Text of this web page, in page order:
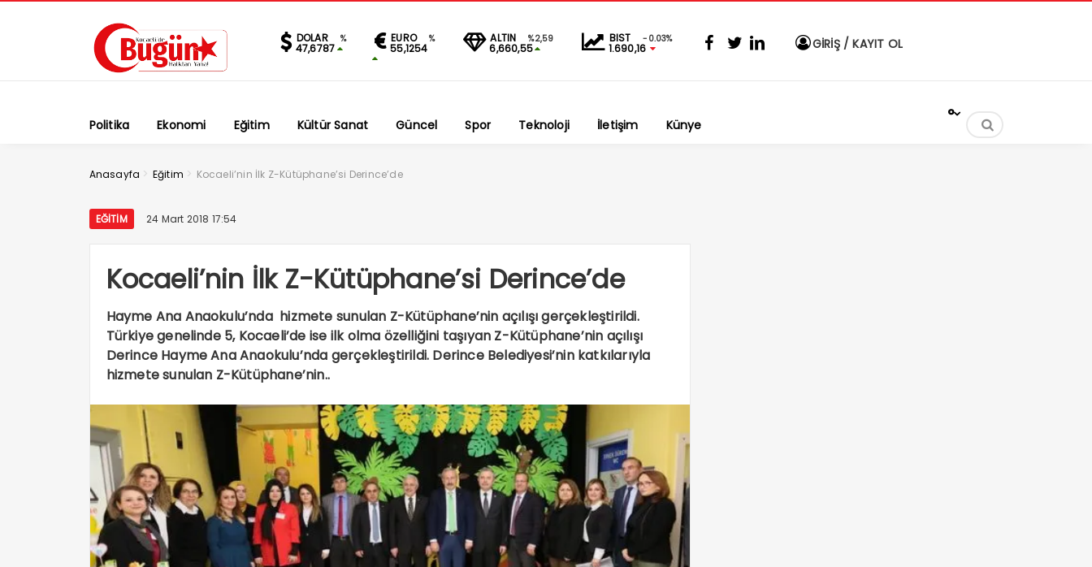
DOLAR %
47,6787
EURO %
55,1254
ALTIN %2,59
6,660,55
BIST -0.03%
1.690,16 GİRİŞ / KAYIT OL
Politika Ekonomi Eğitim Kültür Sanat Güncel Spor Teknoloji İletişim Künye
°
Anasayfa > Eğitim > Kocaeli’nin İlk Z-Kütüphane’si Derince’de
EĞITIM 24 Mart 2018 17:54
Kocaeli’nin İlk Z-Kütüphane’si Derince’de
Hayme Ana Anaokulu’nda hizmete sunulan Z-Kütüphane’nin açılışı gerçekleştirildi.
Türkiye genelinde 5, Kocaeli’de ise ilk olma özelliğini taşıyan Z-Kütüphane’nin açılışı
Derince Hayme Ana Anaokulu’nda gerçekleştirildi. Derince Belediyesi’nin katkılarıyla
hizmete sunulan Z-Kütüphane’nin..